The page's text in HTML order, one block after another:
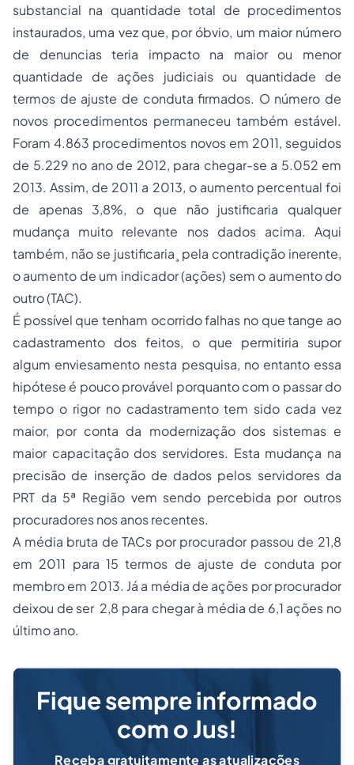
substancial na quantidade total de procedimentos
instaurados, uma vez que, por óbvio, um maior número
de denuncias teria impacto na maior ou menor
quantidade de ações judiciais ou quantidade de
termos de ajuste de conduta firmados. O número de
novos procedimentos permaneceu também estável.
Foram 4.863 procedimentos novos em 2011, seguidos
de 5.229 no ano de 2012, para chegar-se a 5.052 em
2013. Assim, de 2011 a 2013, o aumento percentual foi
de apenas 3,8%, o que não justificaria qualquer
mudança muito relevante nos dados acima. Aqui
também, não se justificaria¸ pela contradição inerente,
o aumento de um indicador (ações) sem o aumento do
outro (TAC).
É possível que tenham ocorrido falhas no que tange ao
cadastramento dos feitos, o que permitiria supor
algum enviesamento nesta pesquisa, no entanto essa
hipótese é pouco provável porquanto com o passar do
tempo o rigor no cadastramento tem sido cada vez
maior, por conta da modernização dos sistemas e
maior capacitação dos servidores. Esta mudança na
precisão de inserção de dados pelos servidores da
PRT da 5ª Região vem sendo percebida por outros
procuradores nos anos recentes.
A média bruta de TACs por procurador passou de 21,8
em 2011 para 15 termos de ajuste de conduta por
membro em 2013. Já a média de ações por procurador
deixou de ser 2,8 para chegar à média de 6,1 ações no
último ano.
Fique sempre informado
com o Jus!
Receba gratuitamente as atualizações